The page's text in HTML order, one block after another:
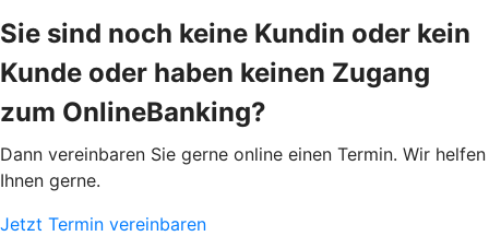
Sie sind noch keine Kundin oder kein
Kunde oder haben keinen Zugang
zum OnlineBanking?
Dann vereinbaren Sie gerne online einen Termin. Wir helfen
Ihnen gerne.
Jetzt Termin vereinbaren